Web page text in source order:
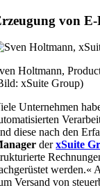
von
Holtmann,
xSuite Group)
Unternehmen
diese nach den
derxSuite
werden.«
Versand von